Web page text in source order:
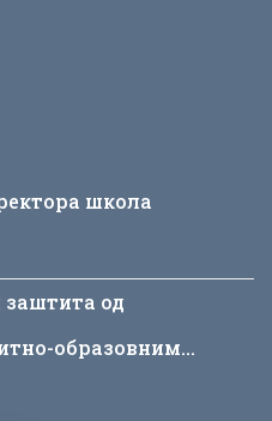
школа
заштита од
образовним